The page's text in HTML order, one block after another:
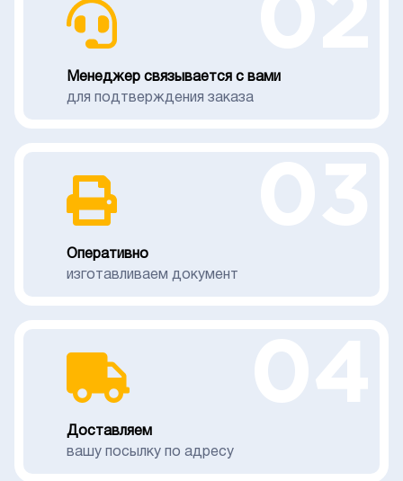
Менеджер связывается с вами
для подтверждения заказа
Оперативно
изготавливаем документ
Доставляем
вашу посылку по адресу